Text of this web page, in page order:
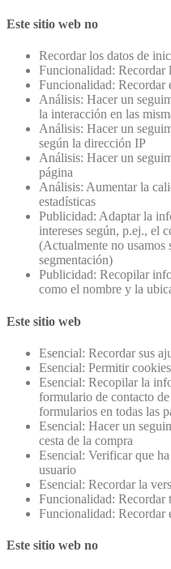
Este sitio web no
Recordar los datos de
Funcionalidad: Recordar
Funcionalidad: Recordar
Análisis: Hacer un
la interacción en las
Análisis: Hacer un
según la dirección IP
Análisis: Hacer un
página
Análisis: Aumentar la
estadísticas
Publicidad: Adaptar la
intereses según, p.ej., el
(Actualmente no usamos
segmentación)
Publicidad: Recopilar
como el nombre y la
Este sitio web
Esencial: Recordar sus
Esencial: Permitir
Esencial: Recopilar la
formulario de contacto
formularios en todas las
Esencial: Hacer un
cesta de la compra
Esencial: Verificar que
usuario
Esencial: Recordar la
Funcionalidad: Recordar
Funcionalidad: Recordar
Este sitio web no